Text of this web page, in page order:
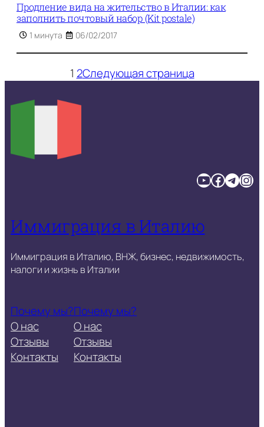
Продление вида на жительство в Италии: как
заполнить почтовый набор (Kit postale)
1 минута 06/02/2017
1 2Следующая страница
YouTube Facebook TelegramInstagram
Иммиграция в Италию
Иммиграция в Италию, ВНЖ, бизнес, недвижимость,
налоги и жизнь в Италии
Почему мы?
О нас
Отзывы
Контакты
Почему мы?
О нас
Отзывы
Контакты